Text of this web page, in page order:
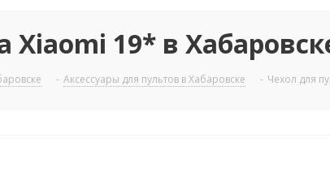
Xiaomi 19* в
- Аксессуары для пультов в Хабаровске - Чехол для